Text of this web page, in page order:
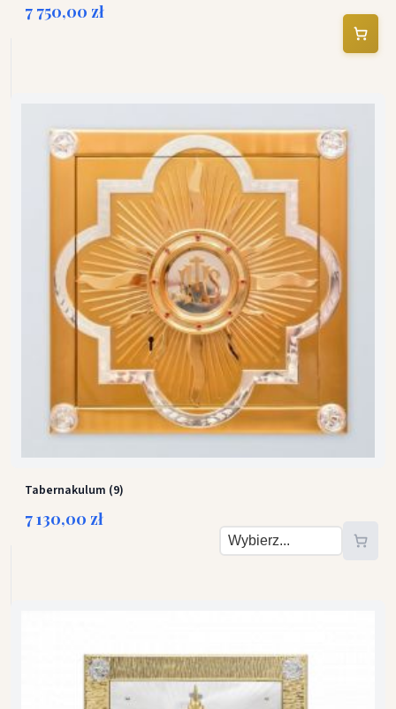
7 750,00 zł
Tabernakulum (9)
7 130,00 zł